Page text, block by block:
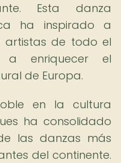
Esta danza
ha inspirado a
artistas de todo el
a enriquecer el
de Europa.
en la cultura
ha consolidado
las danzas más
del continente.